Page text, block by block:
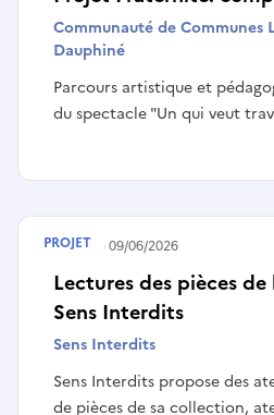
Communauté de Communes
Dauphiné
Parcours artistique et
du spectacle "Un qui veut
Lectures des pièces
Sens Interdits
Sens Interdits
Sens Interdits propose des
de pièces de sa collection,
Publié le09/06/2026
PROJET